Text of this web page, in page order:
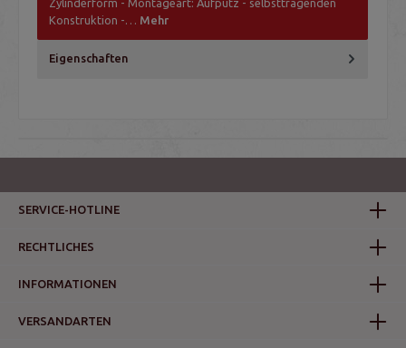
Konstruktion -… Mehr
Eigenschaften
SERVICE-HOTLINE
RECHTLICHES
INFORMATIONEN
VERSANDARTEN